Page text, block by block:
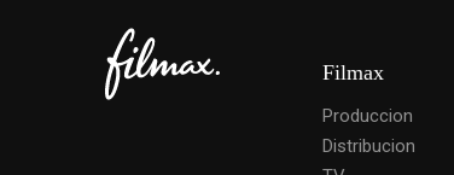
Filmax
Produccion
Distribucion